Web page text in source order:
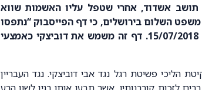
תושב אשדוד, אחרי שטפל עליו האשמות שווא
השלום בירושלים, כי דף הפייסבוק “נתפסו
עד ולא יאוחר מיום 15/07/2018. דף זה משמש את דוביצקי כאמצעי
לנקיטת הליכי פשיטת רגל נגד אבי דוביצקי. נגד העבריין